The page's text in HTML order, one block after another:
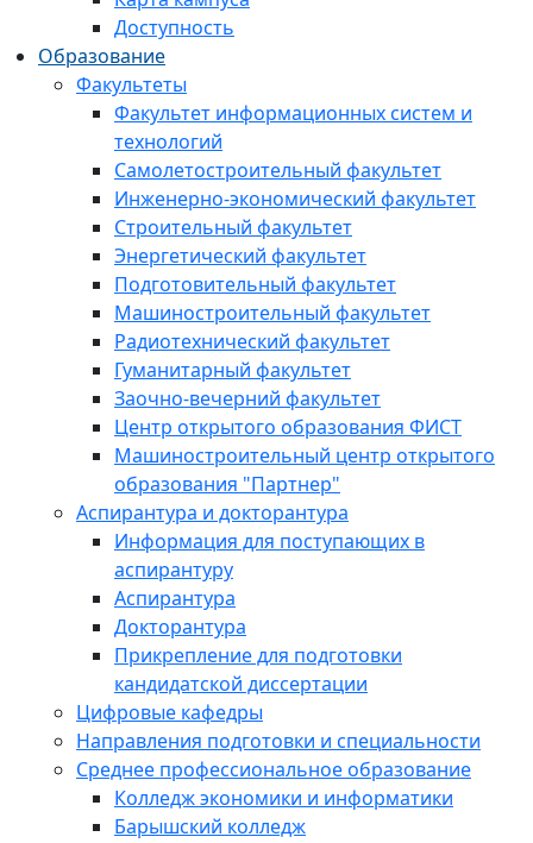
Доступность
Образование
Факультеты
Факультет информационных систем и
технологий
Самолетостроительный факультет
Инженерно-экономический факультет
Строительный факультет
Энергетический факультет
Подготовительный факультет
Машиностроительный факультет
Радиотехнический факультет
Гуманитарный факультет
Заочно-вечерний факультет
Центр открытого образования ФИСТ
Машиностроительный центр открытого
образования "Партнер"
Аспирантура и докторантура
Информация для поступающих в
аспирантуру
Аспирантура
Докторантура
Прикрепление для подготовки
кандидатской диссертации
Цифровые кафедры
Направления подготовки и специальности
Среднее профессиональное образование
Колледж экономики и информатики
Барышский колледж